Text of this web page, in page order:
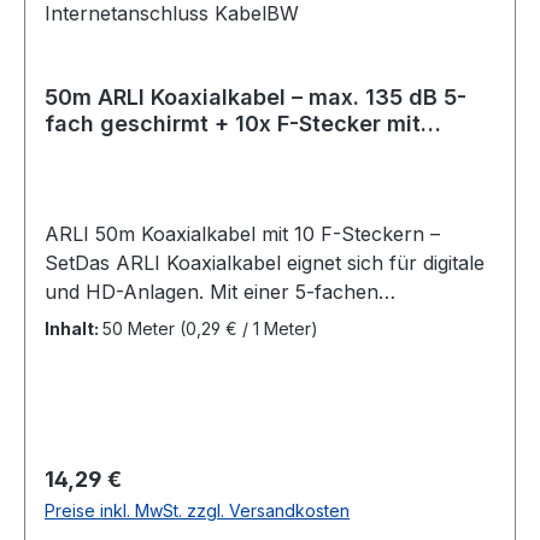
dB Brandverhalten: Klassifiziert nach Eca gemäß
Weiß Lieferumfang:50 Meter Koaxialkabel 4x F-
Stecker
50m ARLI Koaxialkabel – max. 135 dB 5-
fach geschirmt + 10x F-Stecker mit
ARLI 50m Koaxialkabel mit 10 F-Steckern –
SetDas ARLI Koaxialkabel eignet sich für digitale
und HD-Anlagen. Mit einer 5-fachen
Abschirmung bietet es Schutz vor äußeren
auch im Außenbereich. Zusätzlich ermöglicht die
Metermarkierung eine einfache Installation, da
Sie stets den Überblick über die verbleibende
Inhalt: 50 Meter (0,29 € / 1 Meter)
Regulärer Preis:
14,29 €
Preise inkl. MwSt. zzgl. Versandkosten